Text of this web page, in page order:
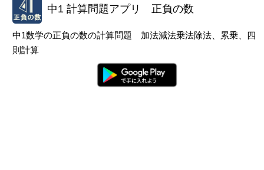
中1 計算問題アプリ 正負の数
中1数学の正負の数の計算問題 加法減法乗法除法、累乗、四
則計算